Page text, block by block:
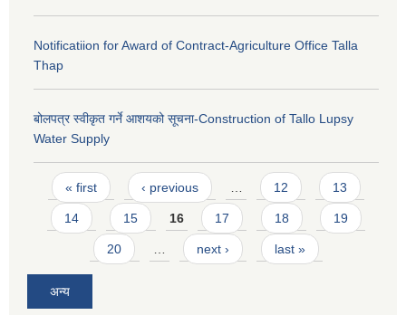
Notificatiion for Award of Contract-Agriculture Office Talla
Thap
बोलपत्र स्वीकृत गर्ने आशयको सूचना-Construction of Tallo Lupsy
Water Supply
Pages
« first ‹ previous … 12 13
14 15 16 17 18 19
20 … next › last »
अन्य